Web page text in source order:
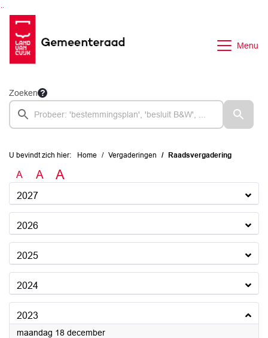
Menu
Zoeken
U bevindt zich hier: Home Vergaderingen Raadsvergadering
A A A
2027
2026
2025
2024
2023
maandag 18 december2023